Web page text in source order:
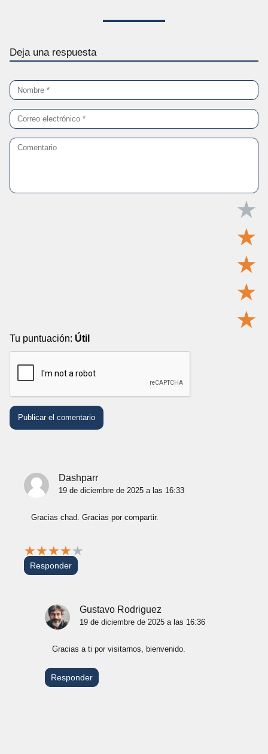
Dashparr
19 de diciembre de 2025 a las 16:33
Gracias chad. Gracias por compartir.
★★★★★
Responder
Gustavo Rodriguez
19 de diciembre de 2025 a las 16:36
Gracias a ti por visitarnos, bienvenido.
Responder
Deja una respuesta
★
★
★
★
★
Tu puntuación: Útil